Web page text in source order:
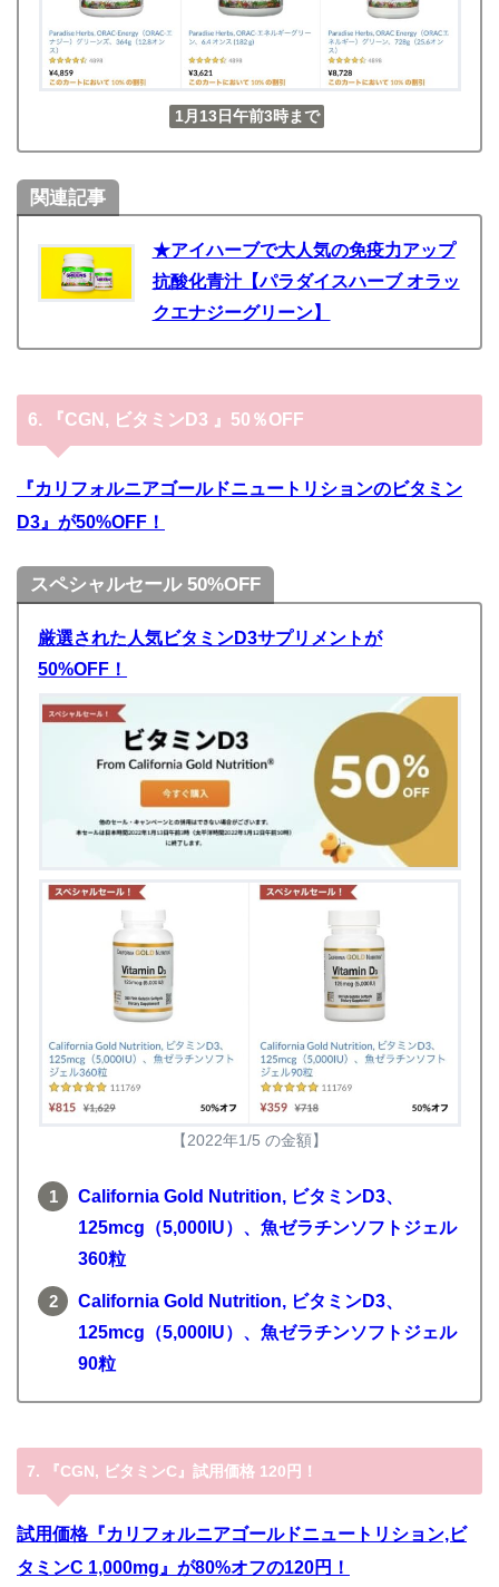
1月13日午前3時まで
関連記事
★アイハーブで大人気の免疫力アップ
抗酸化青汁【パラダイスハーブ オラッ
クエナジーグリーン】
6. 『CGN, ビタミンD3 』50％OFF
『カリフォルニアゴールドニュートリションのビタミン
D3』が50%OFF！
スペシャルセール 50%OFF
厳選された人気ビタミンD3サプリメントが
50%OFF！
【2022年1/5 の金額】
California Gold Nutrition, ビタミンD3、
125mcg（5,000IU）、魚ゼラチンソフトジェル
360粒
California Gold Nutrition, ビタミンD3、
125mcg（5,000IU）、魚ゼラチンソフトジェル
90粒
7. 『CGN, ビタミンC 』試用価格 120円！
試用価格『カリフォルニアゴールドニュートリション,ビ
タミンC 1,000mg』が80%オフの120円！